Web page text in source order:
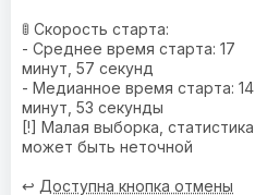
🚦 Скорость старта:
- Среднее время старта: 17
минут, 57 секунд
- Медианное время старта: 14
минут, 53 секунды
[!] Малая выборка, статистика
может быть неточной
↩️ Доступна кнопка отмены